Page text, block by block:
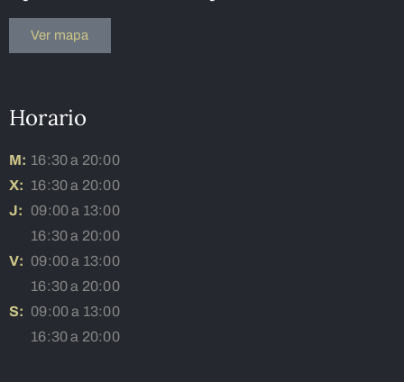
Ver mapa
Horario
M: 16:30 a 20:00
X: 16:30 a 20:00
J:
09:00 a 13:00
16:30 a 20:00
V: 09:00 a 13:00
16:30 a 20:00
S: 09:00 a 13:00
16:30 a 20:00